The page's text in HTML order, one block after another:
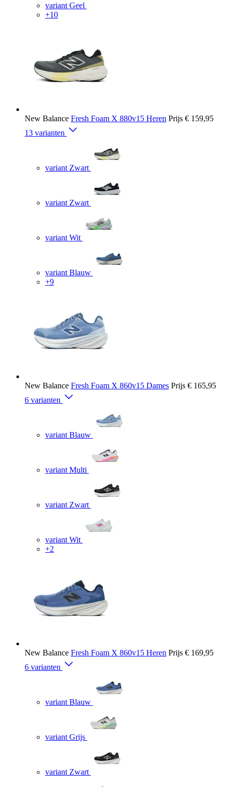
variant Geel
+10
New Balance Fresh Foam X 880v15 Heren Prijs € 159,95
13 varianten
variant Zwart
variant Zwart
variant Wit
variant Blauw
+9
New Balance Fresh Foam X 860v15 Dames Prijs € 165,95
6 varianten
variant Blauw
variant Multi
variant Zwart
variant Wit
+2
New Balance Fresh Foam X 860v15 Heren Prijs € 169,95
6 varianten
variant Blauw
variant Grijs
variant Zwart